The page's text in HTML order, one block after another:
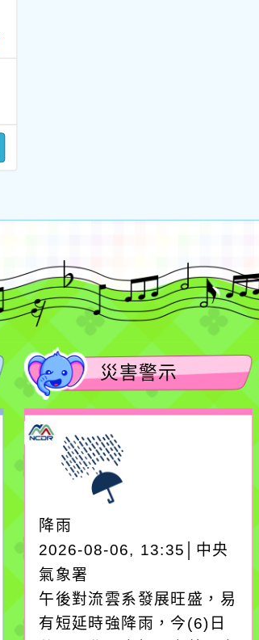
災害警示
降雨
2026-08-06, 13:35│中央
氣象署
午後對流雲系發展旺盛，易
有短延時強降雨，今(6)日
作者：網路小語
生活是一面鏡子。你對